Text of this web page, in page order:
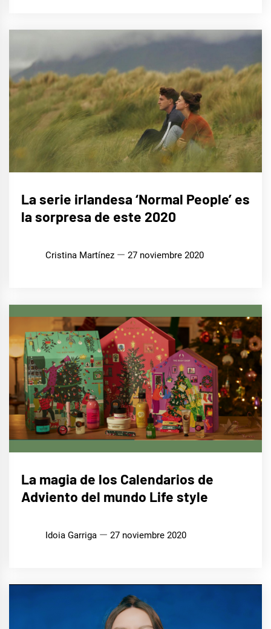
SERIES
Y TV
La serie irlandesa ‘Normal People’ es
la sorpresa de este 2020
Cristina Martínez 27 noviembre 2020
STYLE
La magia de los Calendarios de
Adviento del mundo Life style
Idoia Garriga 27 noviembre 2020